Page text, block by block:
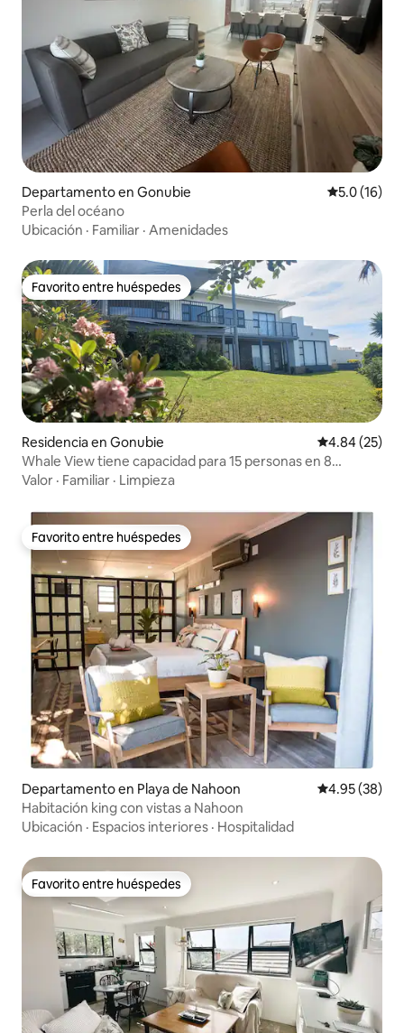
Departamento en Gonubie Calificación
5.0 (16)
Perla del océano
Ubicación · Familiar · Amenidades
Favorito entre huéspedes
Favorito entre huéspedes
Residencia en Gonubie Calificación
4.84 (25)
Whale View tiene capacidad para 15 personas en 8
dormitorios 1 casa
Valor · Familiar · Limpieza
Favorito entre huéspedes
Favorito entre huéspedes
Departamento en Playa de Nahoon Calificación
4.95 (38)
Habitación king con vistas a Nahoon
Ubicación · Espacios interiores · Hospitalidad
Favorito entre huéspedes
Favorito entre huéspedes